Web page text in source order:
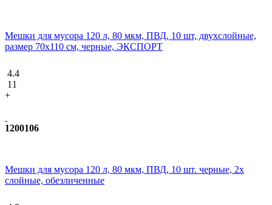
Мешки для мусора 120 л, 80 мкм, ПВД, 10 шт, двухслойные,
размер 70х110 см, черные, ЭКСПОРТ
4.4
11
+
1200106
Мешки для мусора 120 л, 80 мкм, ПВД, 10 шт. черные, 2х
слойные, обезличенные